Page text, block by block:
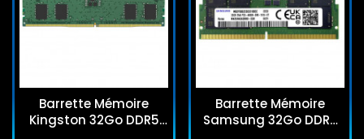
Barrette Mémoire
Kingston 32Go DDR5
Barrette Mémoire
Samsung 32Go DDR5